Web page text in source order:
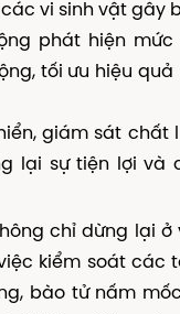
vi sinh vật gây
phát hiện mức
tối ưu hiệu
giám sát chất
lại sự tiện lợi và
chỉ dừng lại ở
kiểm soát các
bào tử nấm